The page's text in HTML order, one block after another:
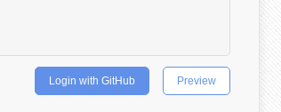
Preview
Login with GitHub